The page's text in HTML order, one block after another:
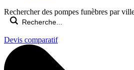
Rechercher des pompes funèbres par
Devis comparatif